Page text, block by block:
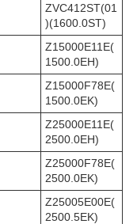
ZVC412ST(01
)(1600.0ST)
Z15000E11E(
1500.0EH)
Z15000F78E(
1500.0EK)
Z25000E11E(
2500.0EH)
Z25000F78E(
2500.0EK)
Z25005E00E(
2500.5EK)